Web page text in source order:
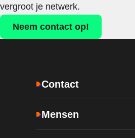
vergroot je netwerk.
Neem contact op!
Contact
Mensen